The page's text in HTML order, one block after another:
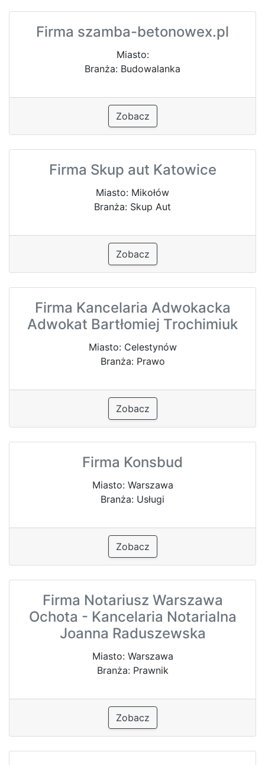
Firma szamba-betonowex.pl
Miasto:
Branża: Budowalanka
Zobacz
Firma Skup aut Katowice
Miasto: Mikołów
Branża: Skup Aut
Zobacz
Firma Kancelaria Adwokacka
Adwokat Bartłomiej Trochimiuk
Miasto: Celestynów
Branża: Prawo
Zobacz
Firma Konsbud
Miasto: Warszawa
Branża: Usługi
Zobacz
Firma Notariusz Warszawa
Ochota - Kancelaria Notarialna
Joanna Raduszewska
Miasto: Warszawa
Branża: Prawnik
Zobacz